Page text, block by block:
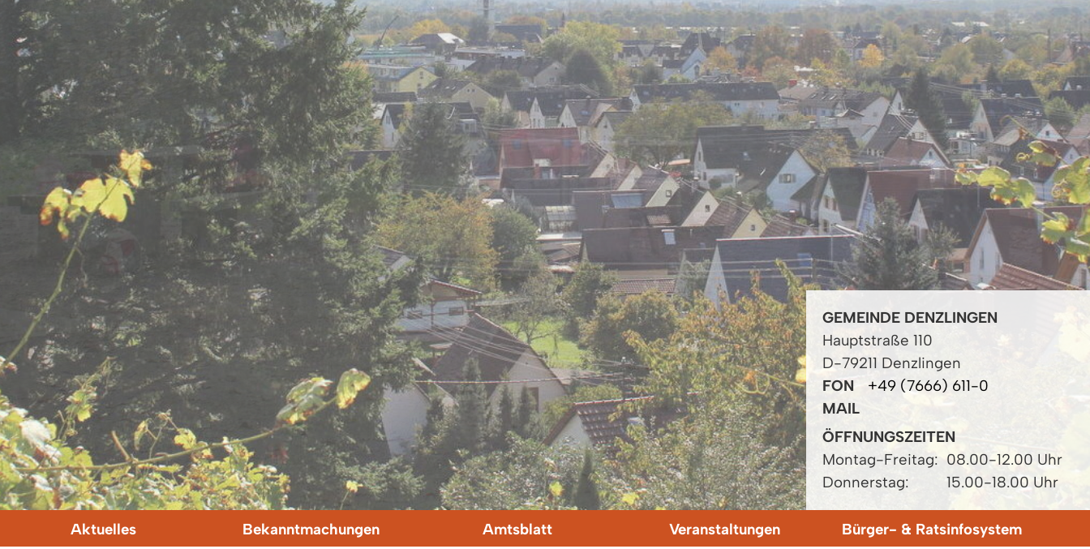
GEMEINDE DENZLINGEN
Hauptstraße 110
D-79211 Denzlingen
FON
+49 (7666) 611-0
MAIL
ÖFFNUNGSZEITEN
Montag-Freitag: 08.00-12.00 Uhr
Donnerstag:
15.00-18.00 Uhr
Aktuelles Bekanntmachungen Amtsblatt Veranstaltungen Bürger- & Ratsinfosystem